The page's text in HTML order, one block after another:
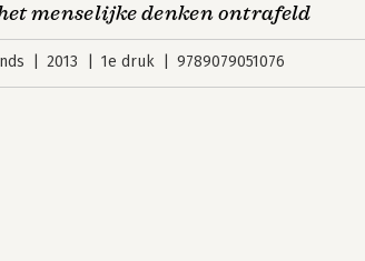
menselijke denken ontrafeld
2013 1e druk 9789079051076